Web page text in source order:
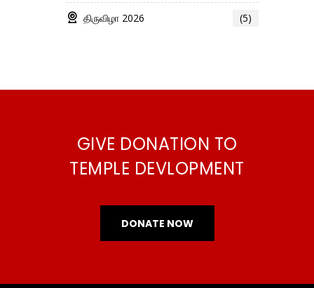
திருவிழா 2026 (5)
GIVE DONATION TO
TEMPLE DEVLOPMENT
DONATE NOW